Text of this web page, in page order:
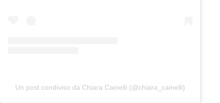
Un post condiviso da Chiara Cainelli (@chiara_cainelli)